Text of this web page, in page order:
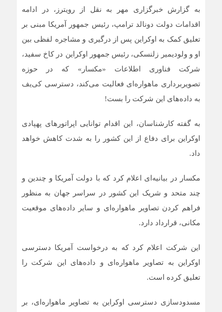
به گزارش خبرگزاری مهر به نقل از رویترز، در ادامه
اقدامات دولت دونالد ترامپ، رئیس جمهور آمریکا مبنی بر
تعلیق کمک به اوکراین پس از درگیری و مشاجره لفظی بین
او و ولودیمیر زلنسکی، رئیس جمهور اوکراین در کاخ سفید،
شرکت فناوری اطلاعات «مکسار» که در حوزه
تصویربرداری ماهواره‌ای فعالیت می‌کند، دسترسی کی‌یف
به داده‌های این شرکت را بست!
به گفته کارشناسان، این اقدام توانایی اپراتورهای پهپادی
اوکراین برای دفاع از این کشور را به شدت کاهش خواهد
داد.
مکسار در بیانیه‌ای اعلام کرد که با دولت آمریکا و چندین و
چند متحد و شریک این کشور در سراسر جهان به منظور
فراهم کردن تصاویر ماهواره‌ای و سایر داده‌های موقعیت
مکانی، قرارداد دارد.
این شرکت اعلام کرد که به درخواست آمریکا دسترسی
اوکراین به تصاویر ماهواره‌ای و داده‌های این شرکت را
تعلیق کرده است.
مسدودسازی دسترسی اوکراین به تصاویر ماهواره‌ای، بر